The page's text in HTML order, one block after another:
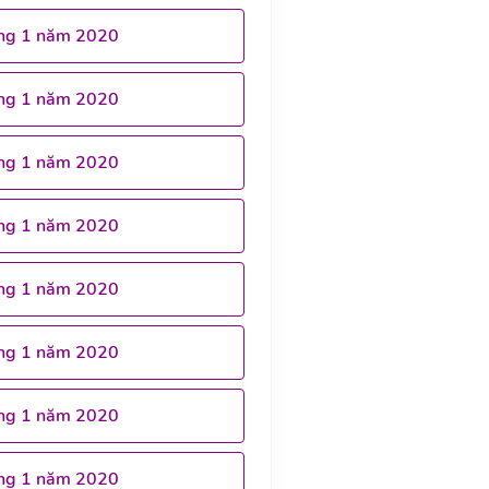
1 năm 2020
1 năm 2020
1 năm 2020
1 năm 2020
1 năm 2020
1 năm 2020
1 năm 2020
1 năm 2020